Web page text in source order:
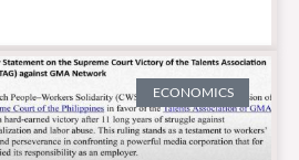
ECONOMICS